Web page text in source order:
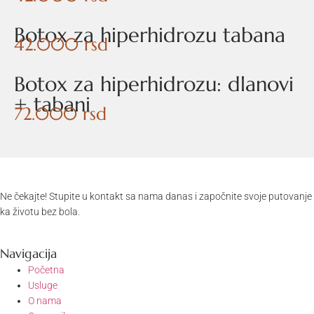
Botox za hiperhidrozu tabana
42.000 rsd
Botox za hiperhidrozu: dlanovi
+ tabani
72.000 rsd
Ne čekajte! Stupite u kontakt sa nama danas i započnite svoje putovanje
ka životu bez bola.
Navigacija
Početna
Usluge
O nama